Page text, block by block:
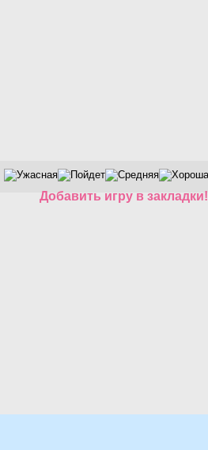
Добавить игру в закладки!